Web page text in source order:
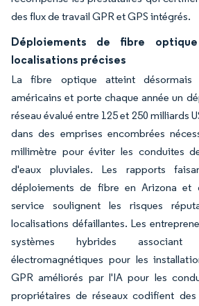
des flux de travail GPR et GPS intégrés.
Déploiements de fibre
localisations précises
La fibre optique atteint
américains et porte chaque année un
réseau évalué entre 125 et 250 milliards
dans des emprises encombrées
millimètre pour éviter les conduites
d'eaux pluviales. Les rapports
déploiements de fibre en Arizona et
service soulignent les risques
localisations défaillantes. Les
systèmes hybrides associant
électromagnétiques pour les
GPR améliorés par l'IA pour les
propriétaires de réseaux codifient